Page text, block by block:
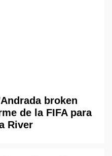
broken
de la FIFA para
River